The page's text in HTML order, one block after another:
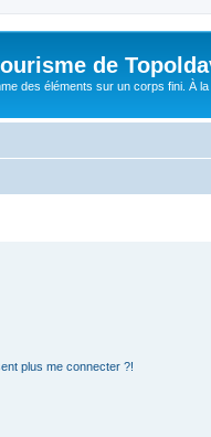
de
des éléments sur un corps fini. À
plus me connecter ?!